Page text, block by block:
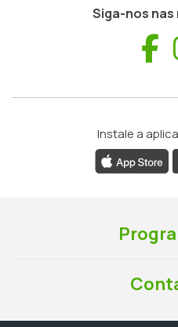
Siga-nos
Instale a